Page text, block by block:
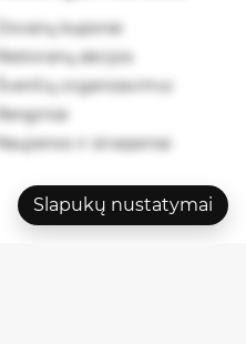
Slapukų nustatymai
Dovanų kuponai
Restoranų akcijos
Švenčių organizavimui
Renginiai
Naujienos ir straipsniai